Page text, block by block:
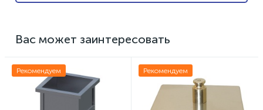
Вас может заинтересовать
Рекомендуем Рекомендуем